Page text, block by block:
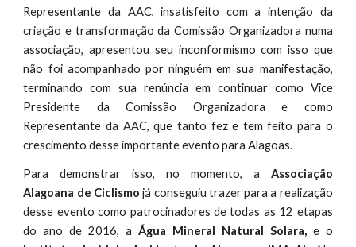
Representante da AAC, insatisfeito com a intenção da
criação e transformação da Comissão Organizadora numa
associação, apresentou seu inconformismo com isso que
não foi acompanhado por ninguém em sua manifestação,
terminando com sua renúncia em continuar como Vice
Presidente da Comissão Organizadora e como
Representante da AAC, que tanto fez e tem feito para o
crescimento desse importante evento para Alagoas.
Para demonstrar isso, no momento, a Associação
Alagoana de Ciclismo já conseguiu trazer para a realização
desse evento como patrocinadores de todas as 12 etapas
do ano de 2016, a Água Mineral Natural Solara,e o